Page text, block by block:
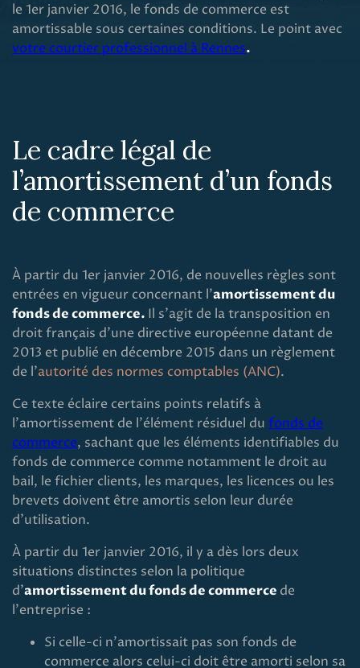
le 1er janvier 2016, le fonds de commerce est
amortissable sous certaines conditions. Le point avec
votre courtier professionnel à Rennes.
Le cadre légal de
l’amortissement d’un fonds
de commerce
À partir du 1er janvier 2016, de nouvelles règles sont
entrées en vigueur concernant l’amortissement du
fonds de commerce. Il s’agit de la transposition en
droit français d'une directive européenne datant de
2013 et publié en décembre 2015 dans un règlement
de l'autorité des normes comptables (ANC).
Ce texte éclaire certains points relatifs à
l’amortissement de l'élément résiduel du fonds de
commerce, sachant que les éléments identifiables du
fonds de commerce comme notamment le droit au
bail, le fichier clients, les marques, les licences ou les
brevets doivent être amortis selon leur durée
d'utilisation.
À partir du 1er janvier 2016, il y a dès lors deux
situations distinctes selon la politique
d’amortissement du fonds de commerce de
l'entreprise :
Si celle-ci n'amortissait pas son fonds de
commerce alors celui-ci doit être amorti selon sa